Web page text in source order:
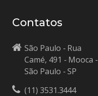
Contatos
São Paulo - Rua
Camé, 491 - Mooca -
São Paulo - SP
(11) 3531.3444